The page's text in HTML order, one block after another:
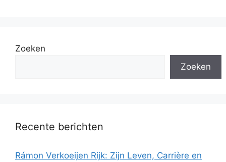
Zoeken
Zoeken
Recente berichten
Rámon Verkoeijen Rijk: Zijn Leven, Carrière en